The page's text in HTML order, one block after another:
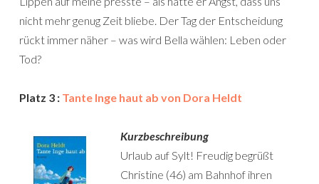
nicht mehr genug Zeit bliebe. Der Tag der Entscheidung
rückt immer näher – was wird Bella wählen: Leben oder
Tod?
Platz 3 : Tante Inge haut ab von Dora Heldt
Kurzbeschreibung
Urlaub auf Sylt! Freudig begrüßt
Christine (46) am Bahnhof ihren